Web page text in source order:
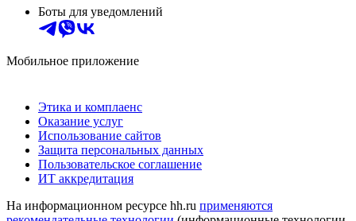
Боты для уведомлений
Мобильное приложение
Этика и комплаенс
Оказание услуг
Использование сайтов
Защита персональных данных
Пользовательское соглашение
ИТ аккредитация
На информационном ресурсе hh.ru применяются